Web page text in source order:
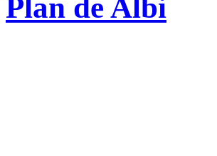
Plan de Albi